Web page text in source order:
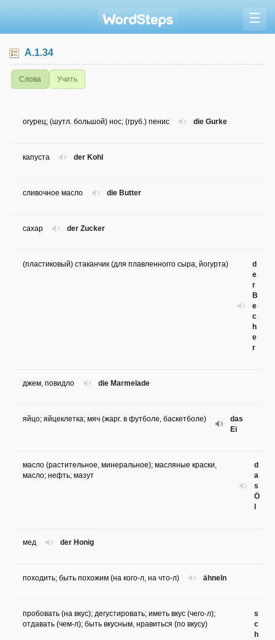
☰
A.1.34
Слова Учить
die Gurke
огурец; (шутл. большой) нос; (груб.) пенис
der Kohl
капуста
die Butter
сливочное масло
der Zucker
сахар
d
e
r
B
e
c
h
e
r
(пластиковый) стаканчик (для плавленногго сыра, йогурта)
die Marmelade
джем, повидло
das
Ei
яйцо; яйцеклетка; мяч (жарг. в футболе, баскетболе)
d
a
s
Ö
масло (растительное, минеральное); масляные краски,
масло; нефть; мазут
der Honig
мед
ähneln
походить; быть похожим (на кого-л, на что-л)
s
c
h
пробовать (на вкус); дегустировать; иметь вкус (чего-л);
отдавать (чем-л); быть вкусным, нравиться (по вкусу)